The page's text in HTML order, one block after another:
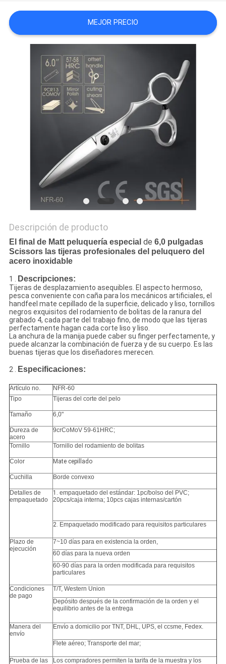
DEL
SITIO
PRIVACY
POLICY
MEJOR PRECIO
Descripción de producto
El final de Matt peluquería especial de 6,0 pulgadas
Scissors las tijeras profesionales del peluquero del
acero inoxidable
1 . Descripciones:
Tijeras de desplazamiento asequibles. El aspecto hermoso,
pesca conveniente con caña para los mecánicos artificiales, el
handfeel mate cepillado de la superficie, delicado y liso, tornillos
negros exquisitos del rodamiento de bolitas de la ranura del
grabado 4, cada parte del trabajo fino, de modo que las tijeras
perfectamente hagan cada corte liso y liso.
La anchura de la manija puede caber su finger perfectamente, y
puede alcanzar la combinación de fuerza y de su cuerpo. Es las
buenas tijeras que los diseñadores merecen.
2 . Especificaciones:
Artículo no.
NFR-60
Tipo
Tijeras del corte del pelo
Tamaño 6,0"
Dureza de
acero
9crCoMoV 59-61HRC;
Tornillo Tornillo del rodamiento de bolitas
Color Mate cepillado
Cuchilla Borde convexo
Detalles de
empaquetado
1. empaquetado del estándar: 1pc/bolso del PVC;
20pcs/caja interna; 10pcs cajas internas/cartón
2. Empaquetado modificado para requisitos particulares
Plazo de
ejecución
7~10 días para en existencia la orden,
60 días para la nueva orden
60-90 días para la orden modificada para requisitos
particulares
Condiciones
de pago
T/T, Western Union
Depósito después de la confirmación de la orden y el
equilibrio antes de la entrega
Manera del
envío
Envío a domicilio por TNT, DHL, UPS, el ccsme, Fedex.
Flete aéreo; Transporte del mar;
Prueba de las Los compradores permiten la tarifa de la muestra y los